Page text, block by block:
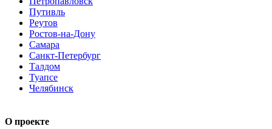
Путивль
Реутов
Ростов-на-Дону
Самара
Санкт-Петербург
Талдом
Туапсе
Челябинск
О проекте